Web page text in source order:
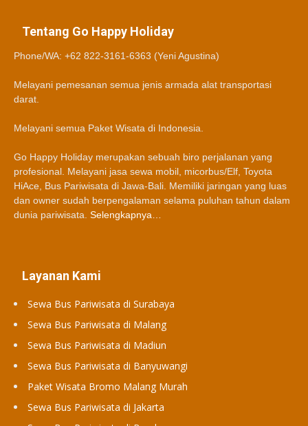
Tentang Go Happy Holiday
Phone/WA: +62 822-3161-6363 (Yeni Agustina)
Melayani pemesanan semua jenis armada alat transportasi
darat.
Melayani semua Paket Wisata di Indonesia.
Go Happy Holiday merupakan sebuah biro perjalanan yang
profesional. Melayani jasa sewa mobil, micorbus/Elf, Toyota
HiAce, Bus Pariwisata di Jawa-Bali. Memiliki jaringan yang luas
dan owner sudah berpengalaman selama puluhan tahun dalam
dunia pariwisata. Selengkapnya…
Layanan Kami
Sewa Bus Pariwisata di Surabaya
Sewa Bus Pariwisata di Malang
Sewa Bus Pariwisata di Madiun
Sewa Bus Pariwisata di Banyuwangi
Paket Wisata Bromo Malang Murah
Sewa Bus Pariwisata di Jakarta